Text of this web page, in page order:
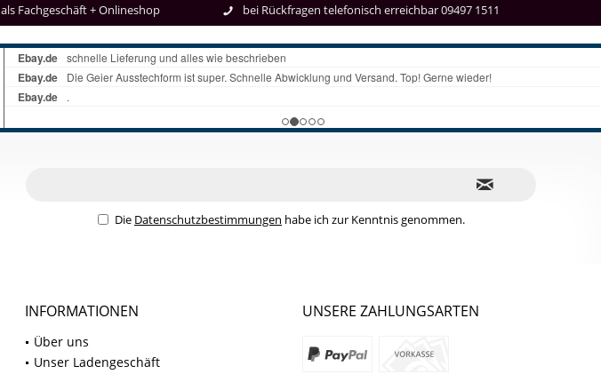
als Fachgeschäft + Onlineshop bei Rückfragen telefonisch erreichbar 09497 1511
Die Datenschutzbestimmungen habe ich zur Kenntnis genommen.
INFORMATIONEN
Über uns
Unser Ladengeschäft
UNSERE ZAHLUNGSARTEN